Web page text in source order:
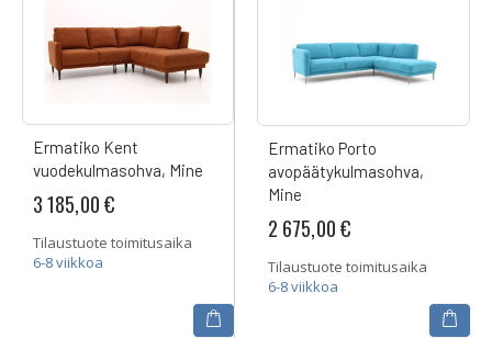
Ermatiko Kent
vuodekulmasohva, Mine
3 185,00 €
Tilaustuote toimitusaika
6-8 viikkoa
Ermatiko Porto
avopäätykulmasohva,
Mine
2 675,00 €
Tilaustuote toimitusaika
6-8 viikkoa